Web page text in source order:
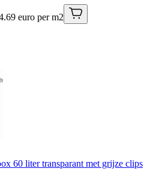
euro per m2
60 liter transparant met grijze clips